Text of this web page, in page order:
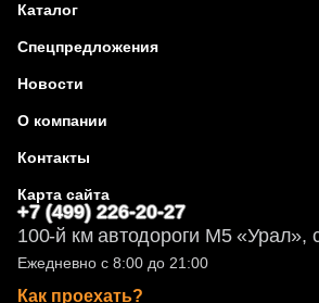
Каталог
Спецпредложения
Новости
О компании
Контакты
Карта сайта
+7 (499) 226-20-27
100-й км автодороги М5 «Урал»,
Ежедневно с 8:00 до 21:00
Как проехать?